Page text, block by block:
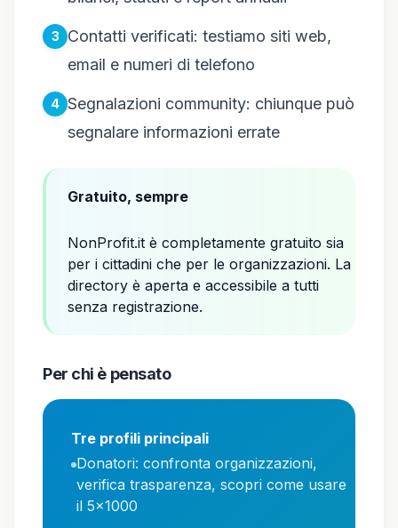
Contatti verificati: testiamo siti web,
email e numeri di telefono
Segnalazioni community: chiunque può
segnalare informazioni errate
Gratuito, sempre
NonProfit.it è completamente gratuito sia
per i cittadini che per le organizzazioni. La
directory è aperta e accessibile a tutti
senza registrazione.
Per chi è pensato
Tre profili principali
Donatori: confronta organizzazioni,
verifica trasparenza, scopri come usare
il 5x1000